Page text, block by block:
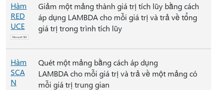
Hàm
RED
UCE
Giảm một mảng thành giá trị tích lũy bằng cách
áp dụng LAMBDA cho mỗi giá trị và trả về tổng
giá trị trong trình tích lũy
Hàm
SCA
N
Quét một mảng bằng cách áp dụng
LAMBDA cho mỗi giá trị và trả về một mảng có
mỗi giá trị trung gian